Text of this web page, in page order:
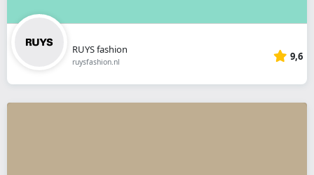
RUYS fashion
ruysfashion.nl 9,6